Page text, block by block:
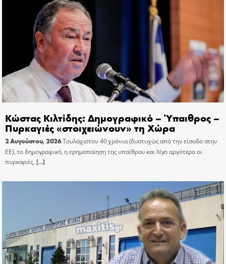
Κώστας Κιλτίδης: Δημογραφικό – Ύπαιθρος –
Πυρκαγιές «στοιχειώνουν» τη Χώρα
2 Αυγούστου, 2026Τουλάχιστον 40 χρόνια (δυστυχώς από την είσοδο στην
ΕΕ), το δημογραφικό, η ερημοποίηση της υπαίθρου και λίγο αργότερα οι
πυρκαγιές, […]